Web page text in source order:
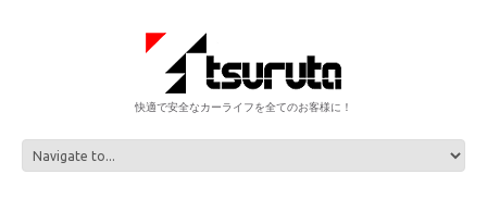
快適で安全なカーライフを全てのお客様に！